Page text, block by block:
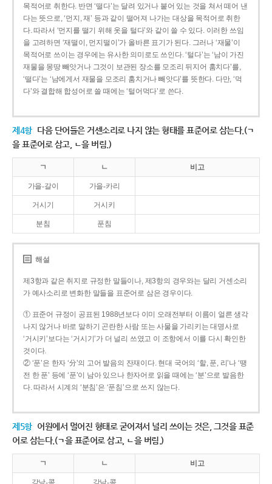
목적어로 취한다. 반면 ‘떨다’는 달려 있거나 붙어 있는 것을 쳐서 떼어 낸
다는 뜻으로, ‘먼지, 재’ 등과 같이 떨어져 나가는 대상을 목적어로 취한
다. 따라서 ‘먼지를 떨기 위해 옷을 털다’와 같이 쓸 수 있다. 이러한 쓰임
을 고려하면 ‘재떨이, 먼지떨이’가 올바른 표기가 된다. 그러나 ‘재물’이
목적어로 쓰이는 경우에는 유사한 의미로도 쓰인다. ‘털다’는 ‘남이 가진
재물을 몽땅 빼앗거나 그것이 보관된 장소를 모조리 뒤지어 훔치다’를,
‘떨다’는 ‘남에게서 재물을 모조리 훔치거나 빼앗다’를 뜻한다. 다만, ‘먹
다’와 결합해 합성어로 쓸 때에는 ‘털어먹다’로 쓴다.
제4항 다음 단어들은 거센소리로 나지 않는 형태를 표준어로 삼는다.(ㄱ
을 표준어로 삼고, ㄴ을 버림.)
ㄱ ㄴ 비고
가을-갈이 가을-카리
거시기 거시키
분침 푼침
해설
제3항과 같은 취지로 규정한 말들이나, 제3항의 경우와는 달리 거센소리
가 예사소리로 변화한 말들을 표준어로 삼은 경우이다.
① 표준어 규정이 공표된 1988년보다 이미 오래전부터 이름이 얼른 생각
나지 않거나 바로 말하기 곤란한 사람 또는 사물을 가리키는 대명사로
‘거시키’보다는 ‘거시기’가 더 널리 쓰였고 이 조항에서 이를 다시 확인한
것이다.
② ‘푼’은 한자 ‘分’의 고어 발음의 잔재이다. 현대 국어의 ‘할, 푼, 리’나 ‘땡
전 한 푼’ 등에 ‘푼’이 남아 있으나 한자어로 읽을 때에는 ‘분’으로 발음한
다. 따라서 시계의 ‘분침’은 ‘푼침’으로 쓰지 않는다.
제5항 어원에서 멀어진 형태로 굳어져서 널리 쓰이는 것은, 그것을 표준
어로 삼는다.(ㄱ을 표준어로 삼고, ㄴ을 버림.)
ㄱ ㄴ 비고
강낭-콩 강남-콩